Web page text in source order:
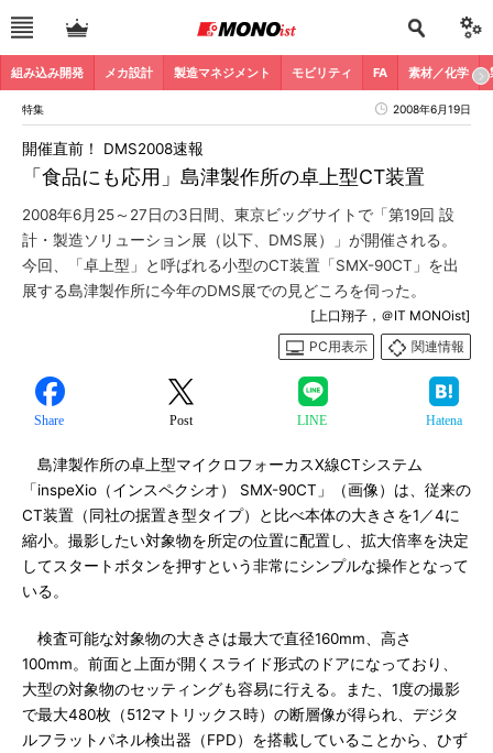
組み込み開発 メカ設計 製造マネジメント モビリティ FA 素材／化学
特集 2008年6月19日
「食品にも応用」島津製作所の卓上型CT装置
開催直前！ DMS2008速報
2008年6月25～27日の3日間、東京ビッグサイトで「第19回 設
計・製造ソリューション展（以下、DMS展）」が開催される。
今回、「卓上型」と呼ばれる小型のCT装置「SMX-90CT」を出
展する島津製作所に今年のDMS展での見どころを伺った。
[上口翔子，＠IT MONOist]
PC用表示
関連情報
Share Post LINE Hatena
島津製作所の卓上型マイクロフォーカスX線CTシステム
「inspeXio（インスペクシオ） SMX-90CT」（画像）は、従来の
CT装置（同社の据置き型タイプ）と比べ本体の大きさを1／4に
縮小。撮影したい対象物を所定の位置に配置し、拡大倍率を決定
してスタートボタンを押すという非常にシンプルな操作となって
いる。
検査可能な対象物の大きさは最大で直径160mm、高さ
100mm。前面と上面が開くスライド形式のドアになっており、
大型の対象物のセッティングも容易に行える。また、1度の撮影
で最大480枚（512マトリックス時）の断層像が得られ、デジタ
ルフラットパネル検出器（FPD）を搭載していることから、ひず